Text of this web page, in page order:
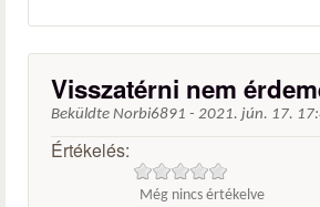
Visszatérni nem
Beküldte Norbi6891 - 2021. jún. 17.
Értékelés:
Még nincs értékelve